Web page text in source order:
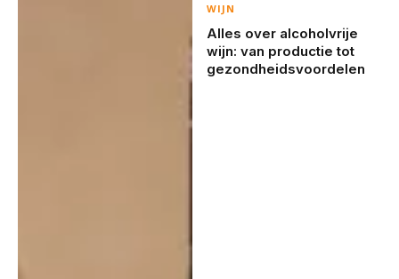
WIJN
Alles over alcoholvrije
wijn: van productie tot
gezondheidsvoordelen